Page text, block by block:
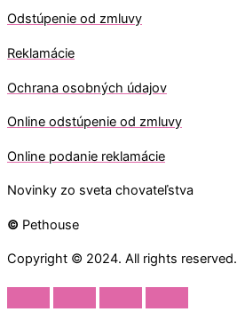
Odstúpenie od zmluvy
Reklamácie
Ochrana osobných údajov
Online odstúpenie od zmluvy
Online podanie reklamácie
Novinky zo sveta chovateľstva
© Pethouse
Copyright © 2024. All rights reserved.